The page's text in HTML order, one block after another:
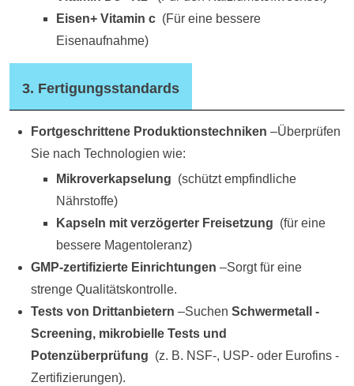
Eisen+Vitamin c (Für eine bessere
Eisenaufnahme)
3. Fertigungsstandards
Fortgeschrittene Produktionstechniken –Überprüfen
Sie nach Technologien wie:
Mikroverkapselung (schützt empfindliche
Nährstoffe)
Kapseln mit verzögerter Freisetzung (für eine
bessere Magentoleranz)
GMP-zertifizierte Einrichtungen –Sorgt für eine
strenge Qualitätskontrolle.
Tests von Drittanbietern –SuchenSchwermetall -
Screening, mikrobielle Tests und
Potenzüberprüfung (z. B. NSF-, USP- oder Eurofins -
Zertifizierungen).